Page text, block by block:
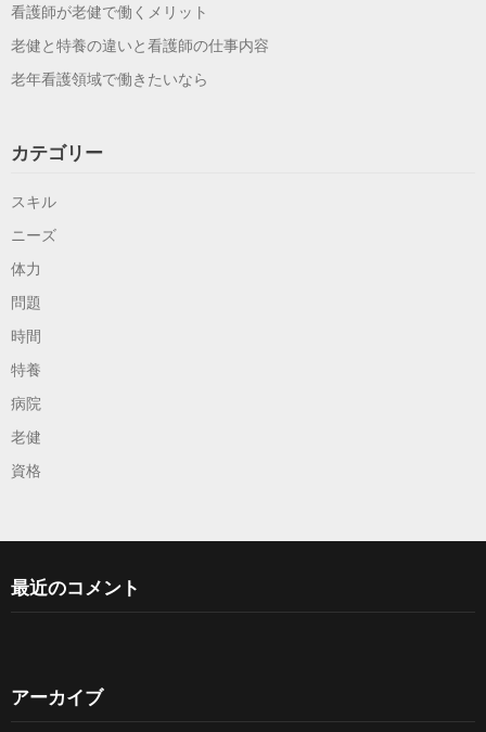
看護師が老健で働くメリット
老健と特養の違いと看護師の仕事内容
老年看護領域で働きたいなら
カテゴリー
スキル
ニーズ
体力
問題
時間
特養
病院
老健
資格
最近のコメント
アーカイブ